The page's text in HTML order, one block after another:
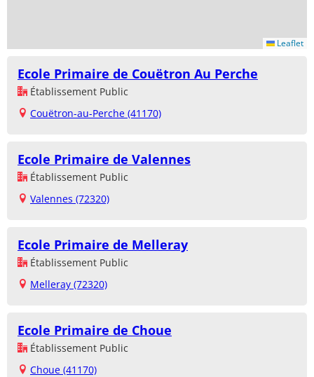
Leaflet
Ecole Primaire de Couëtron Au Perche
Établissement Public
Couëtron-au-Perche (41170)
Ecole Primaire de Valennes
Établissement Public
Valennes (72320)
Ecole Primaire de Melleray
Établissement Public
Melleray (72320)
Ecole Primaire de Choue
Établissement Public
Choue (41170)